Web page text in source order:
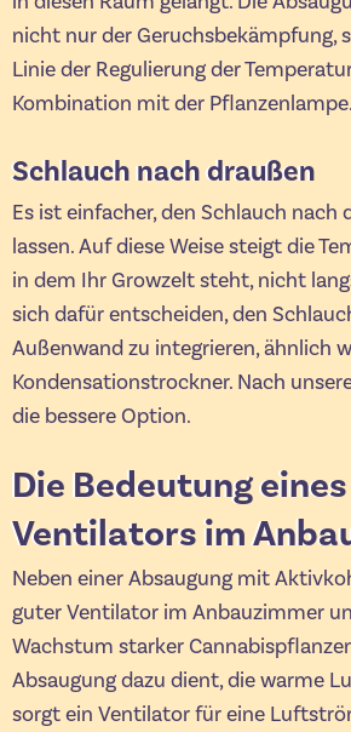
nicht nur der Geruchsbekämpfung,
Linie der Regulierung der
Kombination mit der Pflanzenlampe.
Schlauch nach draußen
Es ist einfacher, den Schlauch nach
lassen. Auf diese Weise steigt die
in dem Ihr Growzelt steht, nicht
sich dafür entscheiden, den
Außenwand zu integrieren, ähnlich
Kondensationstrockner. Nach
die bessere Option.
Die Bedeutung eines
Ventilators im
Neben einer Absaugung mit
guter Ventilator im Anbauzimmer
Wachstum starker
Absaugung dazu dient, die warme
sorgt ein Ventilator für eine